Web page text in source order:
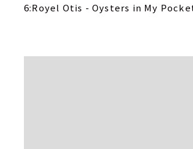
6:Royel Otis - Oysters in My